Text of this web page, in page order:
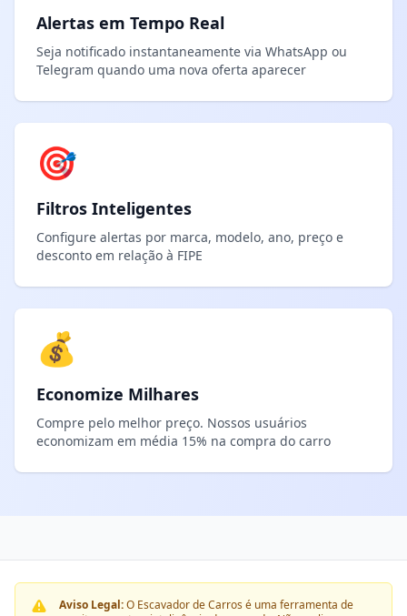
Alertas em Tempo Real
Seja notificado instantaneamente via WhatsApp ou
Telegram quando uma nova oferta aparecer
🎯
Filtros Inteligentes
Configure alertas por marca, modelo, ano, preço e
desconto em relação à FIPE
💰
Economize Milhares
Compre pelo melhor preço. Nossos usuários
economizam em média 15% na compra do carro
Aviso Legal:O Escavador de Carros é uma ferramenta de